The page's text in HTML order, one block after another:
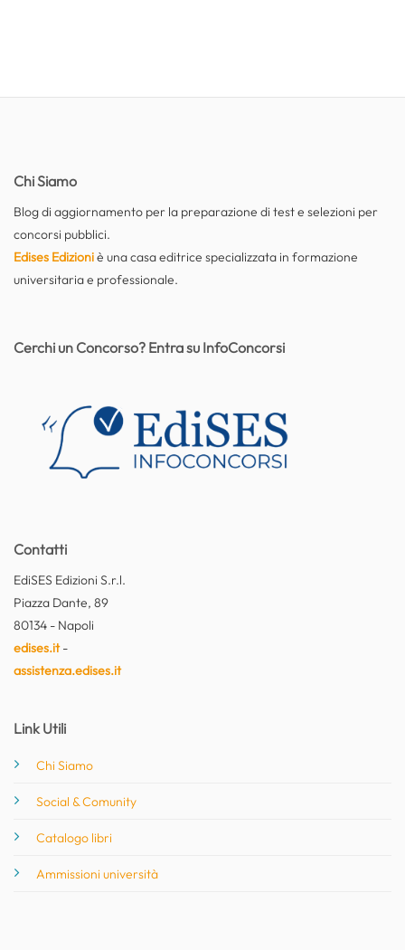
Chi Siamo
Blog di aggiornamento per la preparazione di test e selezioni per
concorsi pubblici.
Edises Edizioniè una casa editrice specializzata in formazione
universitaria e professionale.
Contatti
EdiSES Edizioni S.r.l.
Piazza Dante, 89
80134 - Napoli
edises.it-
assistenza.edises.it
Link Utili
Chi Siamo
Social & Comunity
Catalogo libri
Ammissioni università
Cerchi un Concorso? Entra su InfoConcorsi